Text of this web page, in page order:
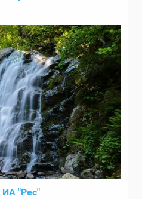
ИА "Рес"